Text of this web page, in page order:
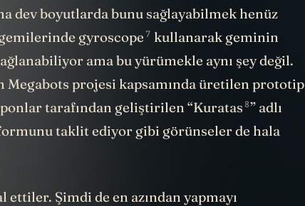
dev boyutlarda bunu sağlayabilmek henüz
gyroscope 7 kullanarak geminin
ama bu yürümekle aynı şey değil.
Megabots projesi kapsamında üretilen prototip
tarafından geliştirilen “Kuratas 8” adlı
taklit ediyor gibi görünseler de hala
ettiler. Şimdi de en azından yapmayı